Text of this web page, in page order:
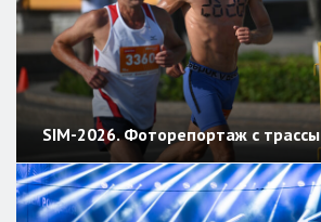
SIM-2026. Фоторепортаж с трассы